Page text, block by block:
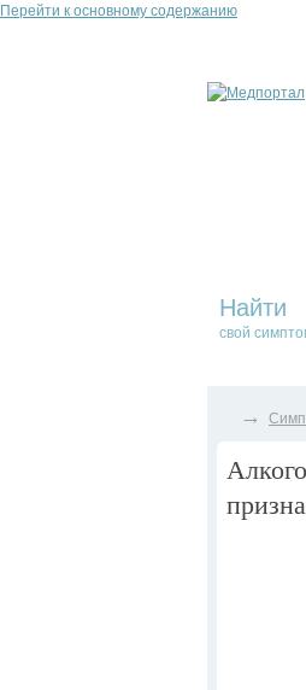
Перейти к основному содержанию
Найти
свой
→